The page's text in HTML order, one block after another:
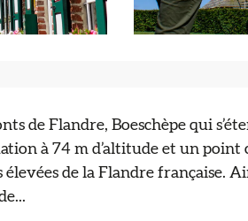
de Flandre, Boeschèpe qui
à 74 m d’altitude et un
élevées de la Flandre française.